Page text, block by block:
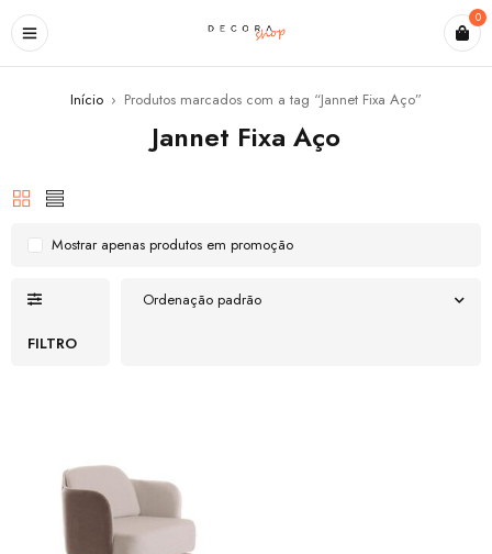
0
Início › Produtos marcados com a tag “Jannet Fixa Aço”
Jannet Fixa Aço
FILTRO
Ordenação padrão
Mostrar apenas produtos em promoção